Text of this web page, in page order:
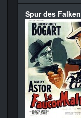
Spur des